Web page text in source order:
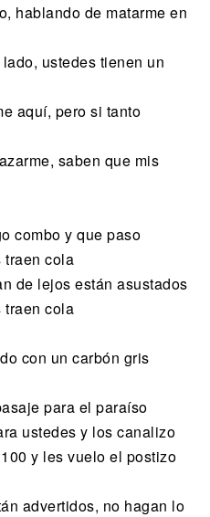
hablando de matarme en
ustedes tienen un
aquí, pero si tanto
saben que mis
combo y que paso
traen cola
de lejos están asustados
traen cola
con un carbón gris
para el paraíso
ustedes y los canalizo
y les vuelo el postizo
advertidos, no hagan lo